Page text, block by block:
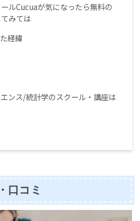
ルCucuaが気になったら無料の
みては
経緯
ンス/統計学のスクール・講座は
口コミ